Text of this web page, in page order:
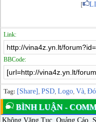
[
Link:
BBCode:
Tag: [Share], PSD, Logo, Và,
BÌNH LUẬN -
Không Văng Tục, Quảng Cáo,